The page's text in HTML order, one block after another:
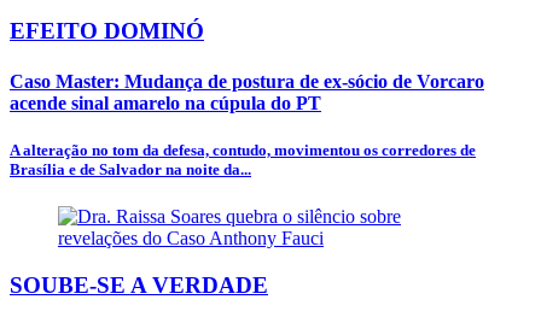
EFEITO DOMINÓ
Caso Master: Mudança de postura de ex-sócio de Vorcaro
acende sinal amarelo na cúpula do PT
A alteração no tom da defesa, contudo, movimentou os corredores de
Brasília e de Salvador na noite da...
SOUBE-SE A VERDADE